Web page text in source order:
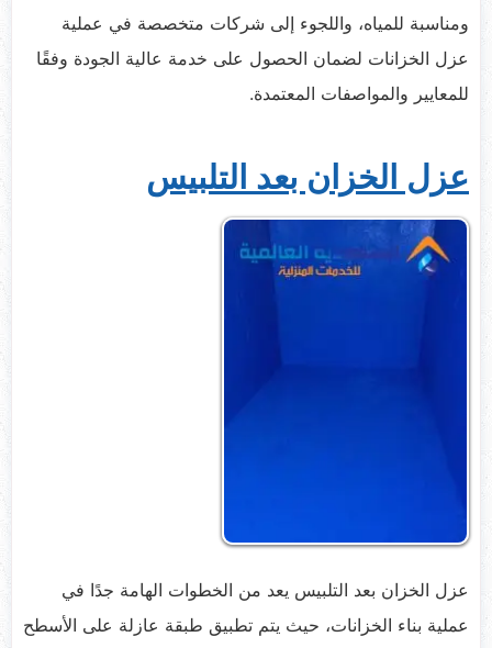
ومناسبة للمياه، واللجوء إلى شركات متخصصة في عملية
عزل الخزانات لضمان الحصول على خدمة عالية الجودة وفقًا
للمعايير والمواصفات المعتمدة.
عزل الخزان بعد التلبيس
عزل الخزان بعد التلبيس يعد من الخطوات الهامة جدًا في
عملية بناء الخزانات، حيث يتم تطبيق طبقة عازلة على الأسطح